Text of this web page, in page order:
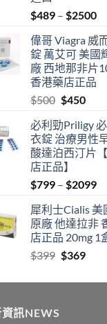
$489 – $2500
偉哥 Viagra 威
錠 萬艾可 美國
廠 西地那非片
香港藥店正品
$500 Original
was:
$500.
$450
is:
必利勁Priligy
衣錠 治療男性
酸達泊西汀片
店正品】
$799 – $2099
犀利士Cialis 美
原廠 他達拉非
店正品 20mg 1
$399 Original
was:
$369
is:
訊NEWS